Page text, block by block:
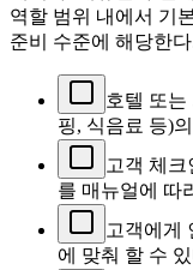
역할 범위 내에서 기
준비 수준에 해당한
호텔 또는
핑, 식음료 등)
고객 체
를 매뉴얼에 따
고객에게
에 맞춰 할 수